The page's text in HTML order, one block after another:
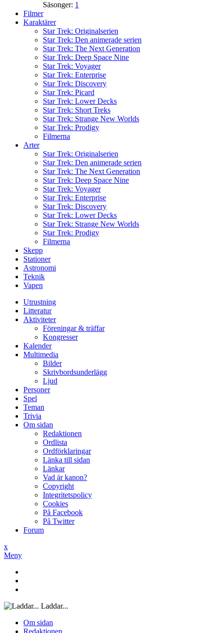
Säsonger: 1
Filmer
Karaktärer
Star Trek: Originalserien
Star Trek: Den animerade serien
Star Trek: The Next Generation
Star Trek: Deep Space Nine
Star Trek: Voyager
Star Trek: Enterprise
Star Trek: Discovery
Star Trek: Picard
Star Trek: Lower Decks
Star Trek: Short Treks
Star Trek: Strange New Worlds
Star Trek: Prodigy
Filmerna
Arter
Star Trek: Originalserien
Star Trek: Den animerade serien
Star Trek: The Next Generation
Star Trek: Deep Space Nine
Star Trek: Voyager
Star Trek: Enterprise
Star Trek: Discovery
Star Trek: Lower Decks
Star Trek: Strange New Worlds
Star Trek: Prodigy
Filmerna
Skepp
Stationer
Astronomi
Teknik
Vapen
Utrustning
Litteratur
Aktiviteter
Föreningar & träffar
Kongresser
Kalender
Multimedia
Bilder
Skrivbordsunderlägg
Ljud
Personer
Spel
Teman
Trivia
Om sidan
Redaktionen
Ordlista
Ordförklaringar
Länka till sidan
Länkar
Vad är kanon?
Copyright
Integritetspolicy
Cookies
På Facebook
På Twitter
Forum
x
Meny
Laddar...
Om sidan
Redaktionen